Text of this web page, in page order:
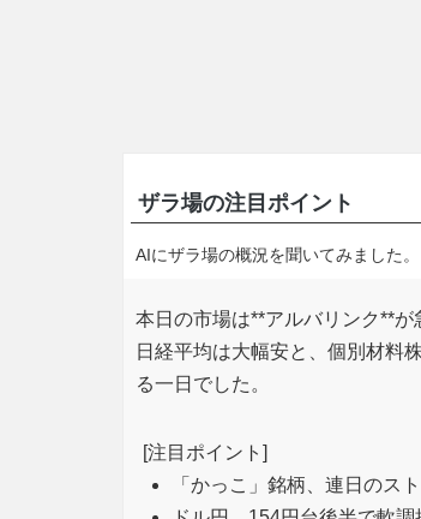
ザラ場の注目ポイント
AIにザラ場の概況を聞いてみました。
本日の市場は**アルバリンク**が
日経平均は大幅安と、個別材料
る一日でした。
[注目ポイント]
「かっこ」銘柄、連日のス